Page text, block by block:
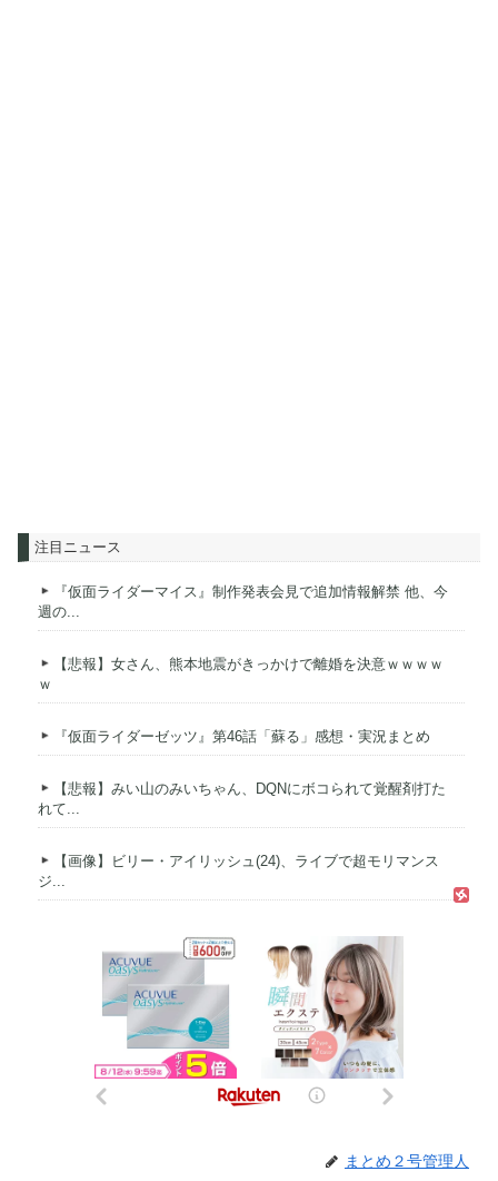
注目ニュース
『仮面ライダーマイス』制作発表会見で追加情報解禁 他、今
週の...
【悲報】女さん、熊本地震がきっかけで離婚を決意ｗｗｗｗ
ｗ
『仮面ライダーゼッツ』第46話「蘇る」感想・実況まとめ
【悲報】みい山のみいちゃん、DQNにボコられて覚醒剤打た
れて...
【画像】ビリー・アイリッシュ(24)、ライブで超モリマンス
ジ...
まとめ２号管理人